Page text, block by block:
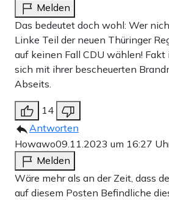
Melden
Das bedeutet doch wohl: Wer
Linke Teil der neuen Thüringer
auf keinen Fall CDU wählen!
sich mit ihrer bescheuerten
Abseits.
14
Antworten
Howawo09.11.2023 um 16:27
Melden
Wäre mehr als an der Zeit, dass
auf diesem Posten Befindliche